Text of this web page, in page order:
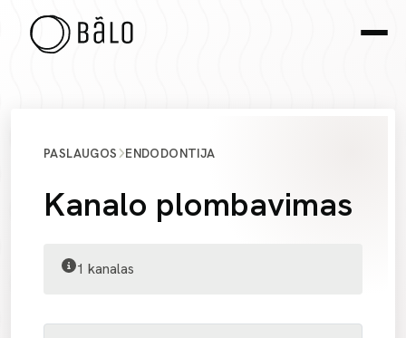
PASLAUGOS ENDODONTIJA
Kanalo plombavimas
1 kanalas